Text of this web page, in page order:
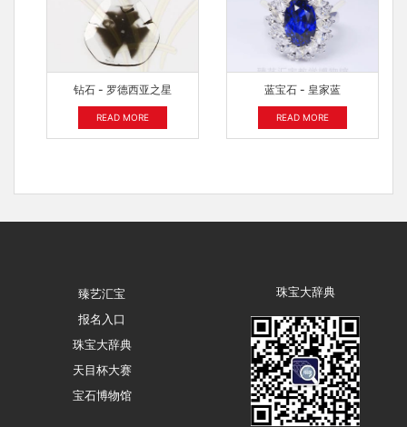
钻石 - 罗德西亚之星
READ MORE
蓝宝石 - 皇家蓝
READ MORE
臻艺汇宝
报名入口
珠宝大辞典
天目杯大赛
宝石博物馆
珠宝大辞典